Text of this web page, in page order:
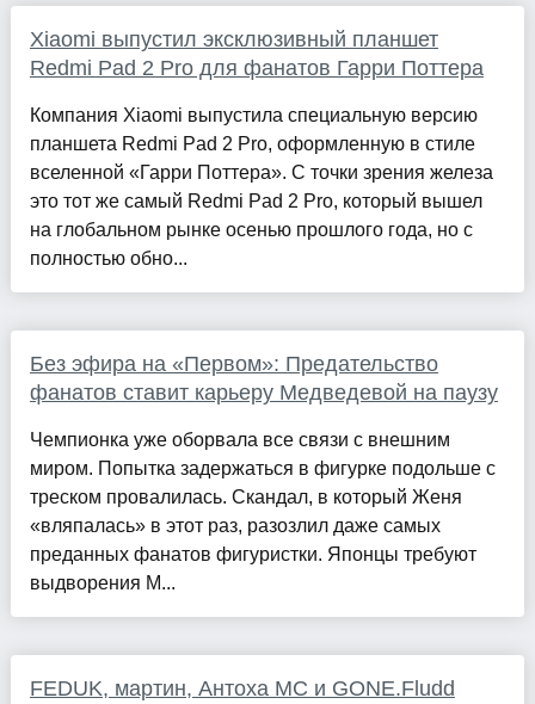
Xiaomi выпустил эксклюзивный планшет
Redmi Pad 2 Pro для фанатов Гарри Поттера
Компания Xiaomi выпустила специальную версию
планшета Redmi Pad 2 Pro, оформленную в стиле
вселенной «Гарри Поттера». С точки зрения железа
это тот же самый Redmi Pad 2 Pro, который вышел
на глобальном рынке осенью прошлого года, но с
полностью обно...
Без эфира на «Первом»: Предательство
фанатов ставит карьеру Медведевой на паузу
Чемпионка уже оборвала все связи с внешним
миром. Попытка задержаться в фигурке подольше с
треском провалилась. Скандал, в который Женя
«вляпалась» в этот раз, разозлил даже самых
преданных фанатов фигуристки. Японцы требуют
выдворения М...
FEDUK, мартин, Антоха MC и GONE.Fludd